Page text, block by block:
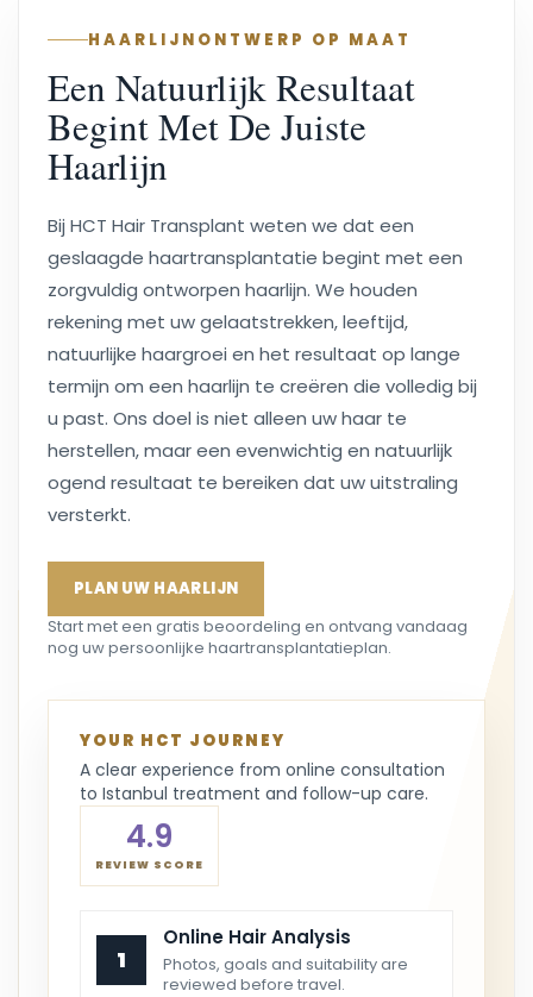
HAARLIJNONTWERP OP MAAT
Een Natuurlijk Resultaat
Begint Met De Juiste
Haarlijn
Bij HCT Hair Transplant weten we dat een
geslaagde haartransplantatie begint met een
zorgvuldig ontworpen haarlijn. We houden
rekening met uw gelaatstrekken, leeftijd,
natuurlijke haargroei en het resultaat op lange
termijn om een haarlijn te creëren die volledig bij
u past. Ons doel is niet alleen uw haar te
herstellen, maar een evenwichtig en natuurlijk
ogend resultaat te bereiken dat uw uitstraling
versterkt.
PLAN UW HAARLIJN
Start met een gratis beoordeling en ontvang vandaag
nog uw persoonlijke haartransplantatieplan.
YOUR HCT JOURNEY
A clear experience from online consultation
to Istanbul treatment and follow-up care.
4.9
REVIEW SCORE
1
Online Hair Analysis
Photos, goals and suitability are
reviewed before travel.